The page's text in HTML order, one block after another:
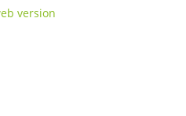
version